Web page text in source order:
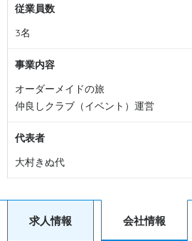
従業員数
3名
事業内容
オーダーメイドの旅
仲良しクラブ（イベント）運営
代表者
大村きぬ代
求人情報 会社情報